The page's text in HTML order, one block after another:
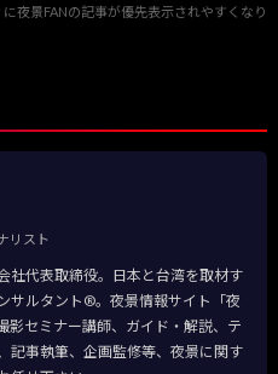
夜景FANの記事が優先表示されやすくなり
リスト
社代表取締役。日本と台湾を取材す
サルタント®。夜景情報サイト「夜
影セミナー講師、ガイド・解説、テ
記事執筆、企画監修等、夜景に関す